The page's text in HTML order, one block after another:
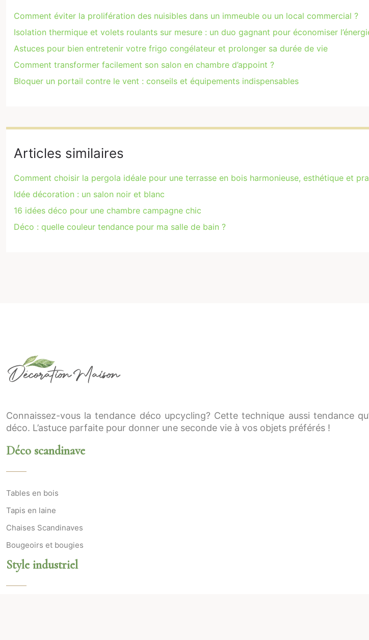
Comment éviter la prolifération des nuisibles dans un immeuble ou un local commercial ?
Isolation thermique et volets roulants sur mesure : un duo gagnant pour économiser
Astuces pour bien entretenir votre frigo congélateur et prolonger sa durée de vie
Comment transformer facilement son salon en chambre d’appoint ?
Bloquer un portail contre le vent : conseils et équipements indispensables
Articles similaires
Comment choisir la pergola idéale pour une terrasse en bois harmonieuse, esthétique et
Idée décoration : un salon noir et blanc
16 idées déco pour une chambre campagne chic
Déco : quelle couleur tendance pour ma salle de bain ?
Connaissez-vous la tendance déco upcycling? Cette technique aussi tendance
déco. L’astuce parfaite pour donner une seconde vie à vos objets préférés !
Déco scandinave
Tables en bois
Tapis en laine
Chaises Scandinaves
Bougeoirs et bougies
Style industriel